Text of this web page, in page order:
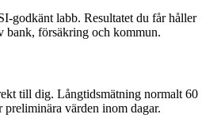
godkänt labb. Resultatet du får håller
bank, försäkring och kommun.
till dig. Långtidsmätning normalt 60
preliminära värden inom dagar.